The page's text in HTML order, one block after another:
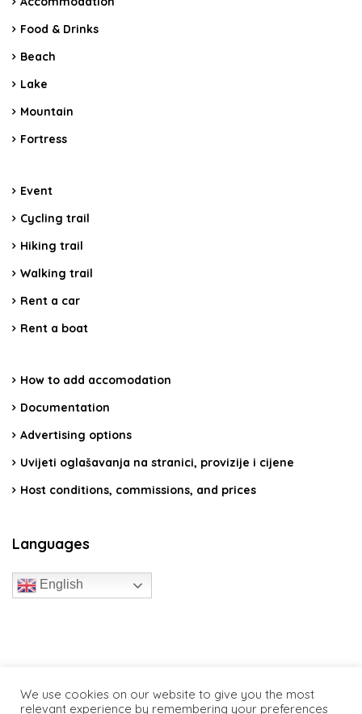
Food & Drinks
Beach
Lake
Mountain
Fortress
Event
Cycling trail
Hiking trail
Walking trail
Rent a car
Rent a boat
How to add accomodation
Documentation
Advertising options
Uvijeti oglašavanja na stranici, provizije i cijene
Host conditions, commissions, and prices
Languages
English
We use cookies on our website to give you the most
relevant experience by remembering your preferences